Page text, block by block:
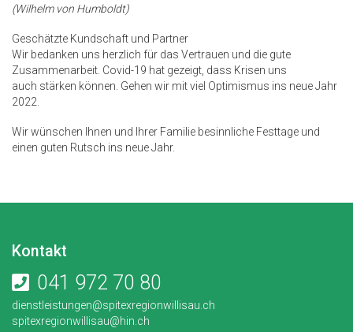
(Wilhelm von Humboldt)
Geschätzte Kundschaft und Partner
Wir bedanken uns herzlich für das Vertrauen und die gute
Zusammenarbeit. Covid-19 hat gezeigt, dass Krisen uns
auch stärken können. Gehen wir mit viel Optimismus ins neue Jahr
2022.
Wir wünschen Ihnen und Ihrer Familie besinnliche Festtage und
einen guten Rutsch ins neue Jahr.
Kontakt
041 972 70 80
dienstleistungen@spitexregionwillisau.ch
spitexregionwillisau@hin.ch